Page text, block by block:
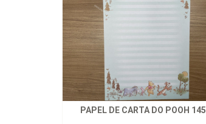
PAPEL DE CARTA DO POOH 145